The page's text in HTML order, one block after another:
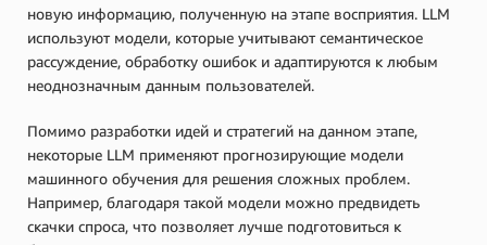
новую информацию, полученную на этапе восприятия. LLM
используют модели, которые учитывают семантическое
рассуждение, обработку ошибок и адаптируются к любым
неоднозначным данным пользователей.
Помимо разработки идей и стратегий на данном этапе,
некоторые LLM применяют прогнозирующие модели
машинного обучения для решения сложных проблем.
Например, благодаря такой модели можно предвидеть
скачки спроса, что позволяет лучше подготовиться к